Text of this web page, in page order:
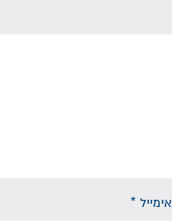
אימייל*